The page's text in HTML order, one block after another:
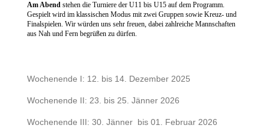
Am Abend stehen die Turniere der U11 bis U15 auf dem Programm.
Gespielt wird im klassischen Modus mit zwei Gruppen sowie Kreuz- und
Finalspielen. Wir würden uns sehr freuen, dabei zahlreiche Mannschaften
aus Nah und Fern begrüßen zu dürfen.
Wochenende I: 12. bis 14. Dezember 2025
Wochenende II: 23. bis 25. Jänner 2026
Wochenende III: 30. Jänner bis 01. Februar 2026